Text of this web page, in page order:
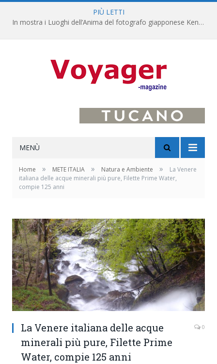
PIÙ LETTI
In mostra i Luoghi dell’Anima del fotografo giapponese Kenro Izu
MENÙ
Home » METE ITALIA » Natura e Ambiente »
La Venere
italiana delle acque minerali più pure, Filette Prime Water,
compie 125 anni
La Venere italiana delle acque
minerali più pure, Filette Prime
Water, compie 125 anni
0